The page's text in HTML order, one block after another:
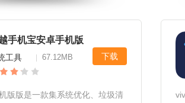
手操作变得更为轻松自如，是华
用且人性化的
手机宝安卓手机版
工具 67.12MB 下载
版版是一款集系统优化、垃圾清